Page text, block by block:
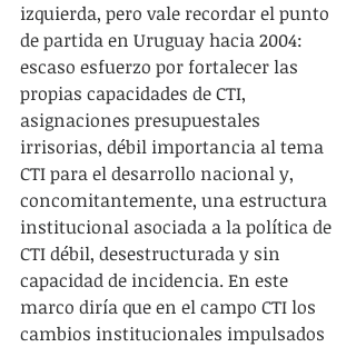
izquierda, pero vale recordar el punto
de partida en Uruguay hacia 2004:
escaso esfuerzo por fortalecer las
propias capacidades de CTI,
asignaciones presupuestales
irrisorias, débil importancia al tema
CTI para el desarrollo nacional y,
concomitantemente, una estructura
institucional asociada a la política de
CTI débil, desestructurada y sin
capacidad de incidencia. En este
marco diría que en el campo CTI los
cambios institucionales impulsados